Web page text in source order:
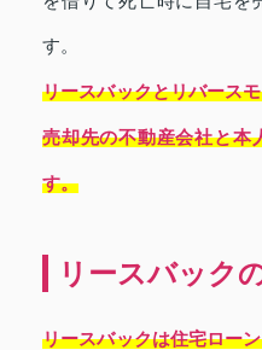
す。
リースバックとリバース
売却先の不動産会社と本
す。
リースバック
リースバックは住宅ロー